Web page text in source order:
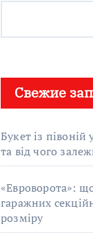
Свежие
Букет із півоній
та від чого
«Евроворота»:
гаражних
розміру